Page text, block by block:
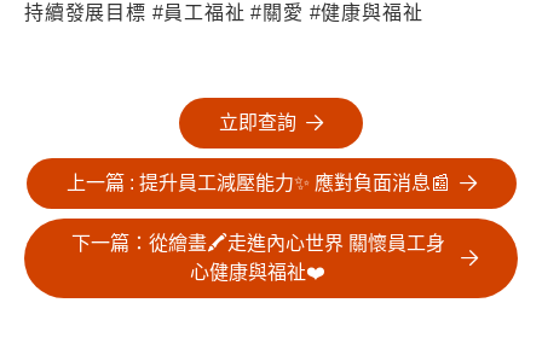
持續發展目標 #員工福祉 #關愛 #健康與福祉
立即查詢
上一篇 : 提升員工減壓能力✨ 應對負面消息📰
下一篇：從繪畫🖍️走進內心世界 關懷員工身
心健康與福祉❤️